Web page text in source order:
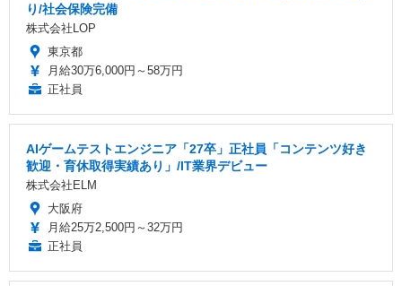
り/社会保険完備
株式会社LOP
東京都
月給30万6,000円～58万円
正社員
AIゲームテストエンジニア「27卒」正社員「コンテンツ好き
歓迎・育休取得実績あり」/IT業界デビュー
株式会社ELM
大阪府
月給25万2,500円～32万円
正社員